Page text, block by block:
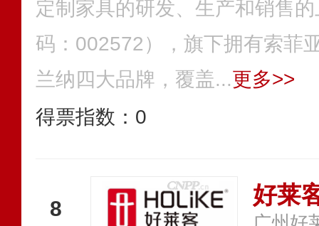
定制家具的研发、生产和销售
码：002572），旗下拥有索菲
兰纳四大品牌，覆盖...更多>>
得票指数： 0
8 好莱